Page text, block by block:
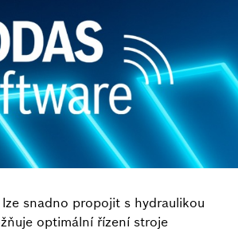
snadno propojit s hydraulikou
optimální řízení stroje